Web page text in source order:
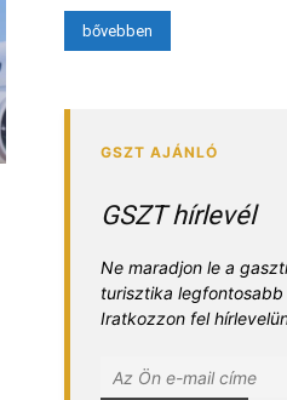
bővebben
GSZT hírlevél
Ne maradjon le a
turisztika legfontosabb
Iratkozzon fel